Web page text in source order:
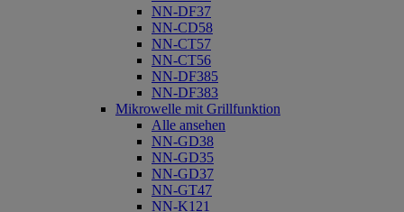
NN-DF37
NN-CD58
NN-CT57
NN-CT56
NN-DF385
NN-DF383
Mikrowelle mit Grillfunktion
Alle ansehen
NN-GD38
NN-GD35
NN-GD37
NN-GT47
NN-K121